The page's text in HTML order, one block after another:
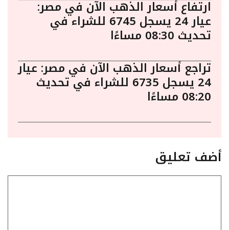
ارتفاع أسعار الذهب الآن في مصر:
عيار 24 يسجل 6745 للشراء في
تحديث 08:30 مساءًا
تراجع أسعار الذهب الآن في مصر: عيار
24 يسجل 6735 للشراء في تحديث
08:20 مساءًا
أضف تعليق